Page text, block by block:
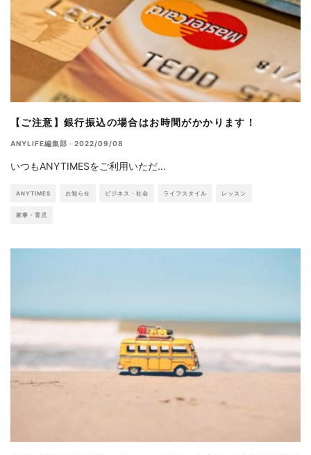
【ご注意】銀行振込の場合はお時間がかかります！
ANYLIFE編集部 · 2022/09/08
いつもANYTIMESをご利用いただ...
ANYTIMES お知らせ ビジネス・社会 ライフスタイル レッスン
家事・育児